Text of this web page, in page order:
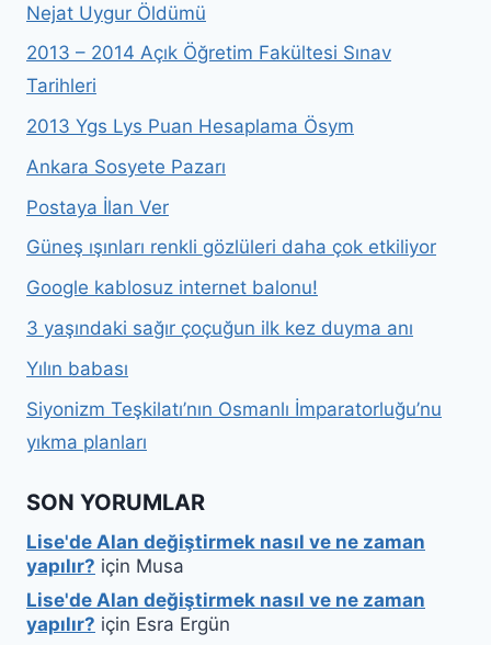
Nejat Uygur Öldümü
2013 – 2014 Açık Öğretim Fakültesi Sınav
Tarihleri
2013 Ygs Lys Puan Hesaplama Ösym
Ankara Sosyete Pazarı
Postaya İlan Ver
Güneş ışınları renkli gözlüleri daha çok etkiliyor
Google kablosuz internet balonu!
3 yaşındaki sağır çoçuğun ilk kez duyma anı
Yılın babası
Siyonizm Teşkilatı’nın Osmanlı İmparatorluğu’nu
yıkma planları
SON YORUMLAR
Lise'de Alan değiştirmek nasıl ve ne zaman
yapılır? için Musa
Lise'de Alan değiştirmek nasıl ve ne zaman
yapılır? için Esra Ergün